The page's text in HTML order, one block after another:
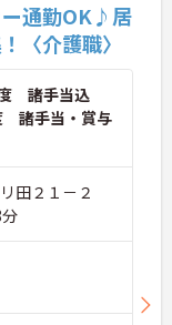
ー通勤OK♪居
〈介護職〉
諸手当込
諸手当・賞与
田２１－２